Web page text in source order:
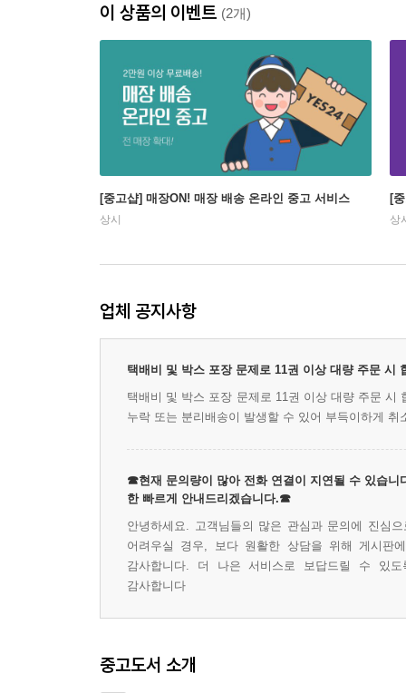
이 상품의 이벤트 (2개)
[중고샵] 매장ON! 매장 배송 온라인 중고 서비스
상시
[
상
업체 공지사항
택배비 및 박스 포장 문제로 11권 이상 대량 주문 시
택배비 및 박스 포장 문제로 11권 이상 대량 주문
누락 또는 분리배송이 발생할 수 있어 부득이하게 취
☎현재 문의량이 많아 전화 연결이 지연될 수 있습니
한 빠르게 안내드리겠습니다.☎
안녕하세요. 고객님들의 많은 관심과 문의에 진심
어려우실 경우, 보다 원활한 상담을 위해 게시판
감사합니다. 더 나은 서비스로 보답드릴 수 있도
감사합니다
중고도서 소개